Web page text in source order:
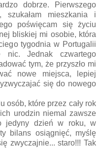
dobrze. Pierwszego
szukałam mieszkania i
poświęcam się życiu
bliskiej mi osobie, która
tygodnia w Portugalii
Jednak czwartego
tym, że przyszło mi
nowe miejsca, lepiej
się do nowego
osób, które przez cały rok
urodzin niemal zawsze
jedyny dzień w roku, w
bilans osiągnięć, myślę
zwyczajnie... staro!!! Tak